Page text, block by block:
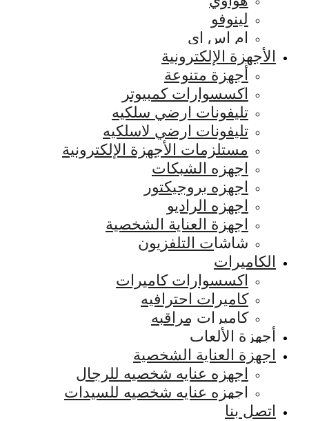
لينوفو
ام اس اي
الأجهزة الإلكترونية
أجهزة متنوعة
اكسسوارات كمبيوتر
تليفونات ارضي سلكيه
تليفونات ارضي لاسلكيه
مستلزمات الأجهزة الإلكترونية
اجهزه الشبكات
اجهزه بروجيكتور
اجهزه الراديو
اجهزة العناية الشخصية
شاشات التلفزيون
الكاميرات
اكسسوارات كاميرات
كاميرات احترافيه
كاميرات مراقبه
أجهزة الألعاب
اجهزة العناية الشخصية
اجهزه عنايه شخصيه للرجال
اجهزه عنايه شخصيه للسيدات
اتصل بنا